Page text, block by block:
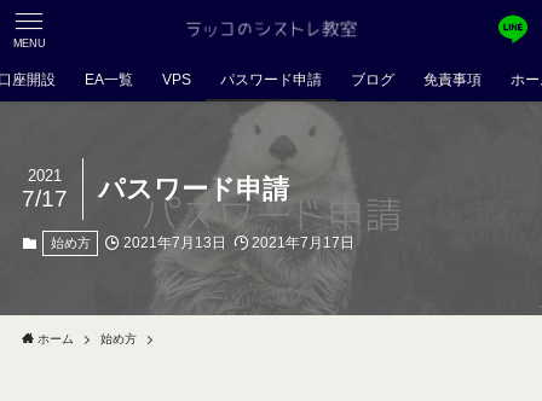
MENU
座開設 EA一覧 VPS パスワード申請 ブログ 免責事項 ホ
パスワード申請
2021
7/17
始め方 2021年7月13日 2021年7月17日
ホーム 始め方